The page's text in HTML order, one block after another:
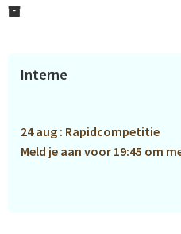
Primaire
Interne
24 aug : Rapidcompetitie
Meld je aan voor 19:45 om